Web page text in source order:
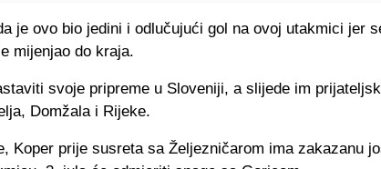
je ovo bio jedini i odlučujući gol na ovoj utakmici jer
mijenjao do kraja.
svoje pripreme u Sloveniji, a slijede im
Domžala i Rijeke.
Koper prije susreta sa Željezničarom ima zakazanu